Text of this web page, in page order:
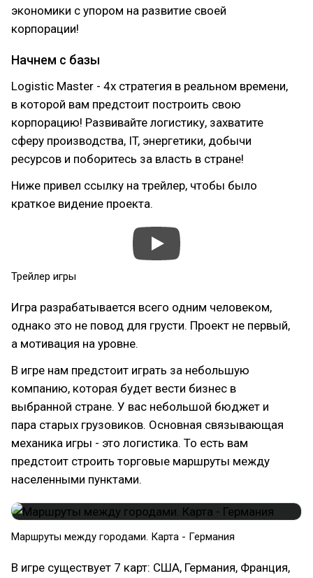
экономики с упором на развитие своей
корпорации!
Начнем с базы
Logistic Master - 4x стратегия в реальном времени,
в которой вам предстоит построить свою
корпорацию! Развивайте логистику, захватите
сферу производства, IT, энергетики, добычи
ресурсов и поборитесь за власть в стране!
Ниже привел ссылку на трейлер, чтобы было
краткое видение проекта.
Трейлер игры
Игра разрабатывается всего одним человеком,
однако это не повод для грусти. Проект не первый,
а мотивация на уровне.
В игре нам предстоит играть за небольшую
компанию, которая будет вести бизнес в
выбранной стране. У вас небольшой бюджет и
пара старых грузовиков. Основная связывающая
механика игры - это логистика. То есть вам
предстоит строить торговые маршруты между
населенными пунктами.
Маршруты между городами. Карта - Германия
В игре существует 7 карт: США, Германия, Франция,